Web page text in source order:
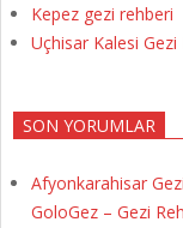
Kepez gezi rehberi
Uçhisar Kalesi Gezi
SON YORUMLAR
Afyonkarahisar
GoloGez – Gezi